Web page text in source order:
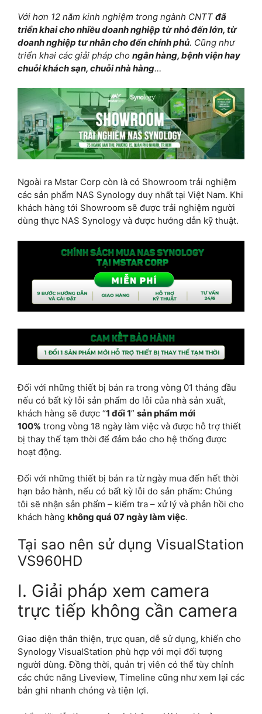
Với hơn 12 năm kinh nghiệm trong ngành CNTT đã
triển khai cho nhiều doanh nghiệp từ nhỏ đến lớn, từ
doanh nghiệp tư nhân cho đến chính phủ. Cũng như
triển khai các giải pháp cho ngân hàng, bệnh viện hay
chuỗi khách sạn, chuỗi nhà hàng…
Ngoài ra Mstar Corp còn là có Showroom trải nghiệm
các sản phẩm NAS Synology duy nhất tại Việt Nam. Khi
khách hàng tới Showroom sẽ được trải nghiệm người
dùng thực NAS Synology và được hướng dẫn kỹ thuật.
Đối với những thiết bị bán ra trong vòng 01 tháng đầu
nếu có bất kỳ lỗi sản phẩm do lỗi của nhà sản xuất,
khách hàng sẽ được “1 đổi 1” sản phẩm mới
100% trong vòng 18 ngày làm việc và được hỗ trợ thiết
bị thay thế tạm thời để đảm bảo cho hệ thống được
hoạt động.
Đối với những thiết bị bán ra từ ngày mua đến hết thời
hạn bảo hành, nếu có bất kỳ lỗi do sản phẩm: Chúng
tôi sẽ nhận sản phẩm – kiểm tra – xử lý và phản hồi cho
khách hàng không quá 07 ngày làm việc.
Tại sao nên sử dụng VisualStation
VS960HD
I. Giải pháp xem camera
trực tiếp không cần camera
Giao diện thân thiện, trực quan, dễ sử dụng, khiến cho
Synology VisualStation phù hợp với mọi đối tượng
người dùng. Đồng thời, quản trị viên có thể tùy chỉnh
các chức năng Liveview, Timeline cũng như xem lại các
bản ghi nhanh chóng và tiện lợi.